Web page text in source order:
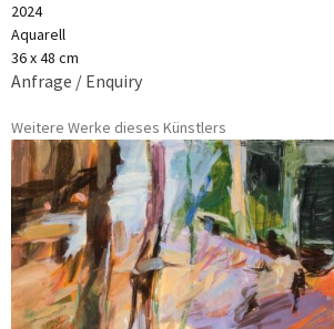
2024
Aquarell
36 x 48 cm
Anfrage / Enquiry
Weitere Werke dieses Künstlers